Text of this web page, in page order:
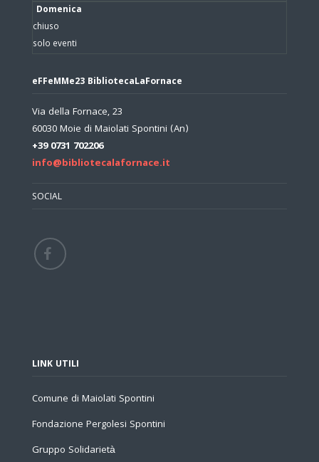
Domenica
chiuso
solo eventi
eFFeMMe23 BibliotecaLaFornace
Via della Fornace, 23
60030 Moie di Maiolati Spontini (An)
+39 0731 702206
info@bibliotecalafornace.it
SOCIAL
LINK UTILI
Comune di Maiolati Spontini
Fondazione Pergolesi Spontini
Gruppo Solidarietà